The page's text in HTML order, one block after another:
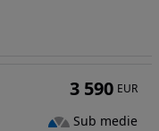
3 590 EUR
Sub medie